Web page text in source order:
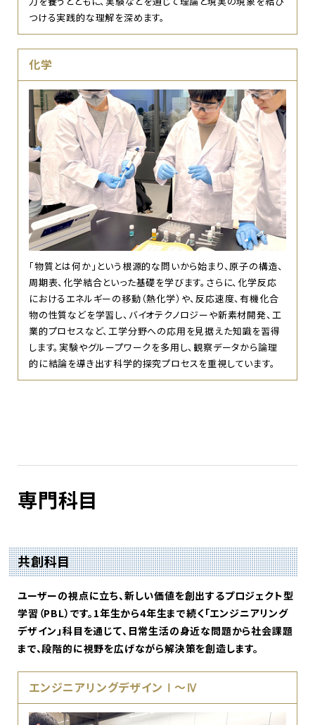
つける実践的な理解を深めます。
化学
「物質とは何か」という根源的な問いから始まり、原子の構造、
周期表、化学結合といった基礎を学びます。さらに、化学反応
におけるエネルギーの移動（熱化学）や、反応速度、有機化合
物の性質などを学習し、バイオテクノロジーや新素材開発、工
業的プロセスなど、工学分野への応用を見据えた知識を習得
します。実験やグループワークを多用し、観察データから論理
的に結論を導き出す科学的探究プロセスを重視しています。
専門科目
共創科目
ユーザーの視点に立ち、新しい価値を創出するプロジェクト型
学習（PBL）です。1年生から4年生まで続く「エンジニアリング
デザイン」科目を通じて、日常生活の身近な問題から社会課題
まで、段階的に視野を広げながら解決策を創造します。
エンジニアリングデザインⅠ～Ⅳ